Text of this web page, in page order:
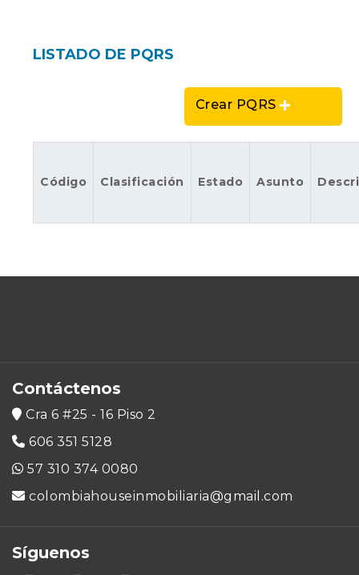
LISTADO DE PQRS
Crear PQRS
Código Clasificación Estado Asunto
Contáctenos
Cra 6 #25 - 16 Piso 2
606 351 5128
57 310 374 0080
colombiahouseinmobiliaria@gmail.com
Síguenos